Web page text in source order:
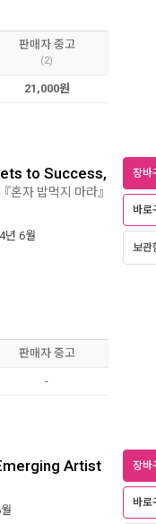
판매자 중고
(2)
21,000원
to Success,
혼자 밥먹지 마라』
년 6월
장바
바로
보관
판매자 중고
-
Artist 장바
바로